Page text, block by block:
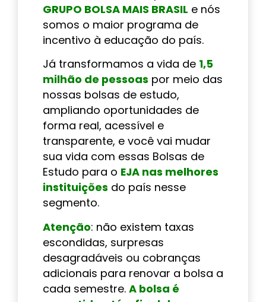
GRUPO BOLSA MAIS BRASIL e nós
somos o maior programa de
incentivo à educação do país.
Já transformamos a vida de 1,5
milhão de pessoas por meio das
nossas bolsas de estudo,
ampliando oportunidades de
forma real, acessível e
transparente, e você vai mudar
sua vida com essas Bolsas de
Estudo para o EJA nas melhores
instituições do país nesse
segmento.
Atenção: não existem taxas
escondidas, surpresas
desagradáveis ou cobranças
adicionais para renovar a bolsa a
cada semestre. A bolsa é